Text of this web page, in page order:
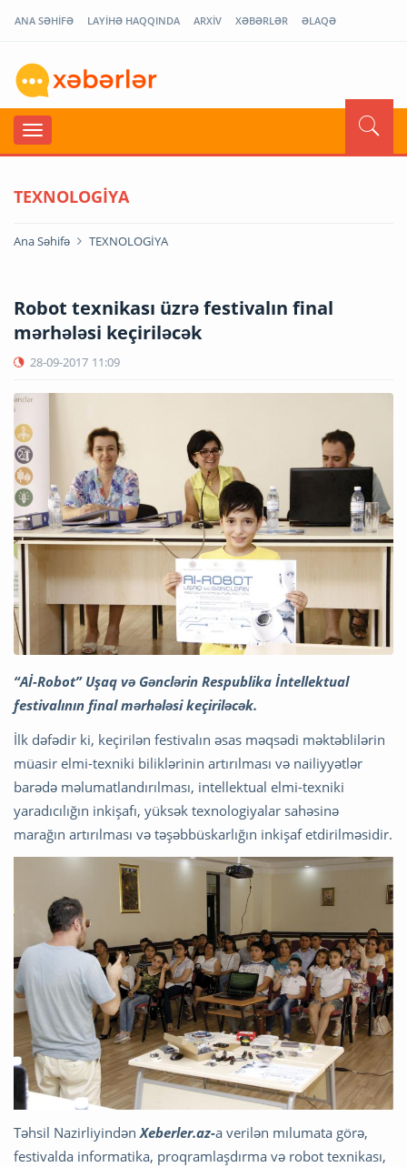
ANA SƏHİFƏ LAYİHƏ HAQQINDA ARXİV XƏBƏRLƏR ƏLAQƏ
TEXNOLOGİYA
Ana Səhifə TEXNOLOGİYA
Robot texnikası üzrə festivalın final
mərhələsi keçiriləcək
28-09-2017 11:09
“Aİ-Robot” Uşaq və Gənclərin Respublika İntellektual
festivalının final mərhələsi keçiriləcək.
İlk dəfədir ki, keçirilən festivalın əsas məqsədi məktəblilərin
müasir elmi-texniki biliklərinin artırılması və nailiyyətlər
barədə məlumatlandırılması, intellektual elmi-texniki
yaradıcılığın inkişafı, yüksək texnologiyalar sahəsinə
marağın artırılması və təşəbbüskarlığın inkişaf etdirilməsidir.
Təhsil Nazirliyindən Xeberler.az-a verilən mılumata görə,
festivalda informatika, proqramlaşdırma və robot texnikası,